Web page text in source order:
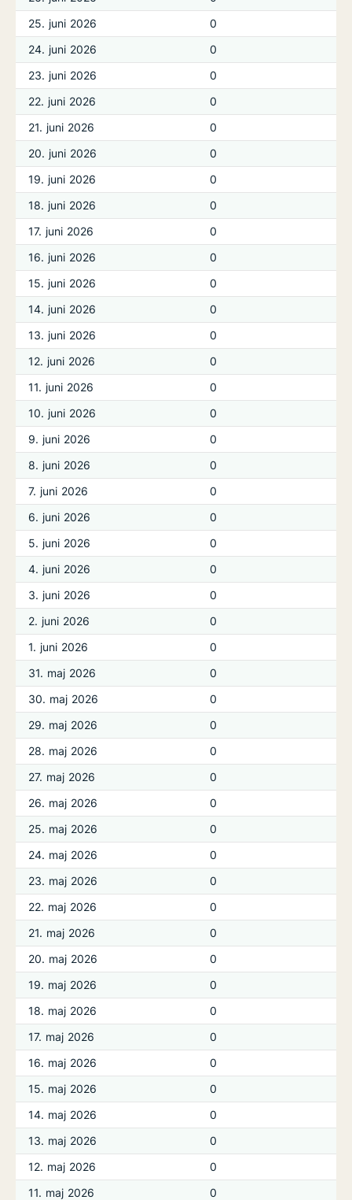
25. juni 2026
0
24. juni 2026
0
23. juni 2026
0
22. juni 2026
0
21. juni 2026
0
20. juni 2026
0
19. juni 2026
0
18. juni 2026
0
17. juni 2026
0
16. juni 2026
0
15. juni 2026
0
14. juni 2026
0
13. juni 2026
0
12. juni 2026
0
11. juni 2026
0
10. juni 2026
0
9. juni 2026
0
8. juni 2026
0
7. juni 2026
0
6. juni 2026
0
5. juni 2026
0
4. juni 2026
0
3. juni 2026
0
2. juni 2026
0
1. juni 2026
0
31. maj 2026
0
30. maj 2026
0
29. maj 2026
0
28. maj 2026
0
27. maj 2026
0
26. maj 2026
0
25. maj 2026
0
24. maj 2026
0
23. maj 2026
0
22. maj 2026
0
21. maj 2026
0
20. maj 2026
0
19. maj 2026
0
18. maj 2026
0
17. maj 2026
0
16. maj 2026
0
15. maj 2026
0
14. maj 2026
0
13. maj 2026
0
12. maj 2026
0
11. maj 2026
0